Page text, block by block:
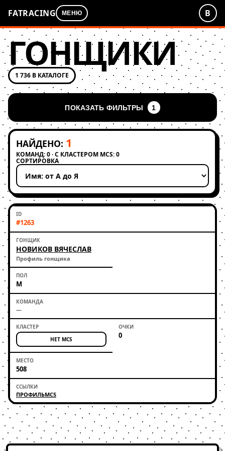
FATRACING МЕНЮ В
ГОНЩИКИ
1 736 В КАТАЛОГЕ
ПОКАЗАТЬ ФИЛЬТРЫ 1
НАЙДЕНО: 1
КОМАНД: 0 · С КЛАСТЕРОМ MCS: 0
СОРТИРОВКА
Применить сортировку
#1263
НОВИКОВ ВЯЧЕСЛАВ
Профиль гонщика
М
—
НЕТ MCS 0
508
ПРОФИЛЬMCS